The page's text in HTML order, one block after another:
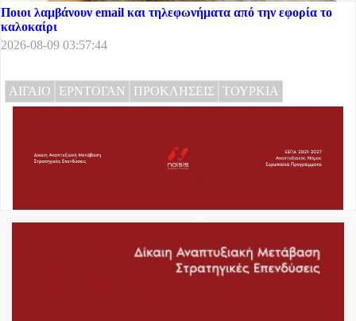
Ποιοι λαμβάνουν email και τηλεφωνήματα από την εφορία το
καλοκαίρι
2026-08-09 03:57:44
ΑΙΓΑΙΟ ΕΡΝΤΟΓΑΝ ΠΡΟΚΛΗΣΕΙΣ ΤΟΥΡΚΙΑ